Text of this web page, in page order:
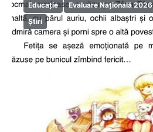
Educație Evaluare Națională 2026
Știri